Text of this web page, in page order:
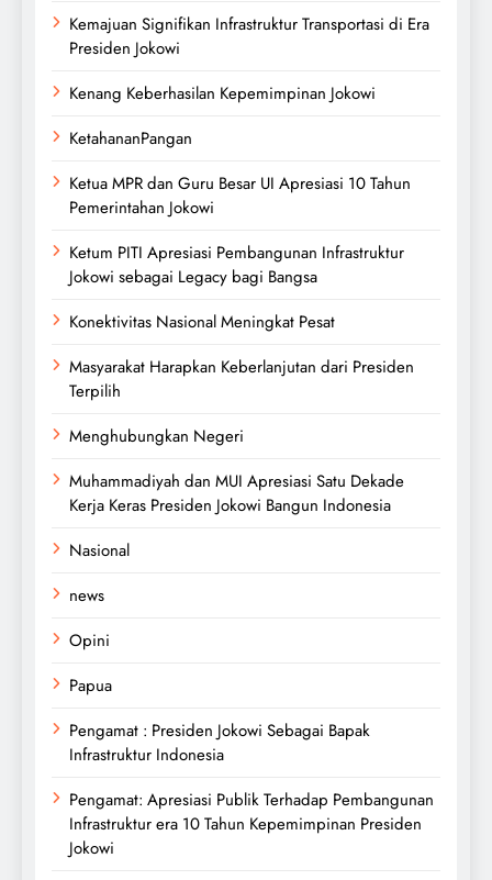
Kemajuan Signifikan Infrastruktur Transportasi di Era
Presiden Jokowi
Kenang Keberhasilan Kepemimpinan Jokowi
KetahananPangan
Ketua MPR dan Guru Besar UI Apresiasi 10 Tahun
Pemerintahan Jokowi
Ketum PITI Apresiasi Pembangunan Infrastruktur
Jokowi sebagai Legacy bagi Bangsa
Konektivitas Nasional Meningkat Pesat
Masyarakat Harapkan Keberlanjutan dari Presiden
Terpilih
Menghubungkan Negeri
Muhammadiyah dan MUI Apresiasi Satu Dekade
Kerja Keras Presiden Jokowi Bangun Indonesia
Nasional
news
Opini
Papua
Pengamat : Presiden Jokowi Sebagai Bapak
Infrastruktur Indonesia
Pengamat: Apresiasi Publik Terhadap Pembangunan
Infrastruktur era 10 Tahun Kepemimpinan Presiden
Jokowi